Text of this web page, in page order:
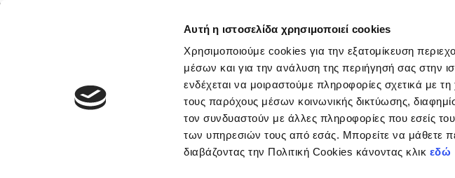
Αυτή η ιστοσελίδα χρησιμοποιεί cookies
Χρησιμοποιούμε cookies για την εξατομίκευση
μέσων και για την ανάλυση της περιήγησή σας στην
ενδέχεται να μοιραστούμε πληροφορίες σχετικά με
τους παρόχους μέσων κοινωνικής δικτύωσης,
τον συνδυαστούν με άλλες πληροφορίες που εσείς
των υπηρεσιών τους από εσάς. Μπορείτε να μάθετε
διαβάζοντας την Πολιτική Cookies κάνοντας κλικ εδώ
Νέα & Πληροφορίες Εθνικές Ομάδες Διοργανώσεις
Previous
ΑΝΤΩΝΙΟΣ ΤΣΙΑΡΑΣ